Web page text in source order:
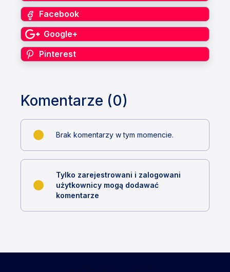
Facebook
Google+
Pinterest
Komentarze (0)
Brak komentarzy w tym momencie.
Tylko zarejestrowani i zalogowani
użytkownicy mogą dodawać
komentarze